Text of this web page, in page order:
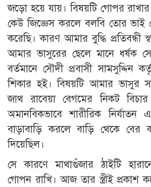
জড়ো হয়ে যায়। বিষয়টি গোপর
কেউ জিজ্ঞেস করলে বলবি তোর ভাই
করেছি। কারণ আমার বুদ্ধি প্রতিবন্ধী
আমার ভাসুরের ছেলে মানে ধর্ষক
বর্তমানে সৌদী প্রবাসী সামসুদ্দিন
শিকার হই। বিষয়টি আমার ভাসুর
জাথ রাবেয়া বেগমের নিকট
অমানবিকভাবে শারীরিক নির্যাতন
বাড়াবাড়ি করলে বাড়ি থেকে বের
দিয়েছিল।
সে কারণে মাথাগুঁজার ঠাইটি
গোপন রাখি। আজ তার স্ত্রীই প্রকাশ